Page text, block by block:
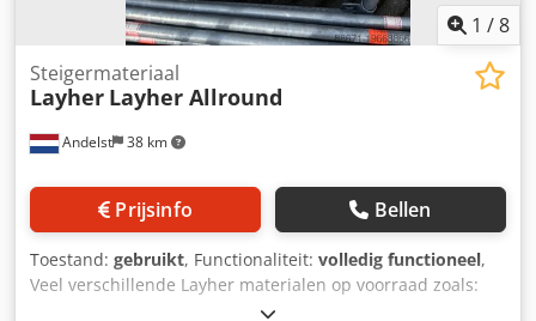
1 /8
Andelst 38 km
Steigermateriaal
Layher Layher Allround
Prijsinfo Bellen
Toestand: gebruikt, Functionaliteit: volledig functioneel,
Veel verschillende Layher materialen op voorraad zoals:
Layher AR Hulpkorteling 1,40m gebruikt Layher AR O-ligger